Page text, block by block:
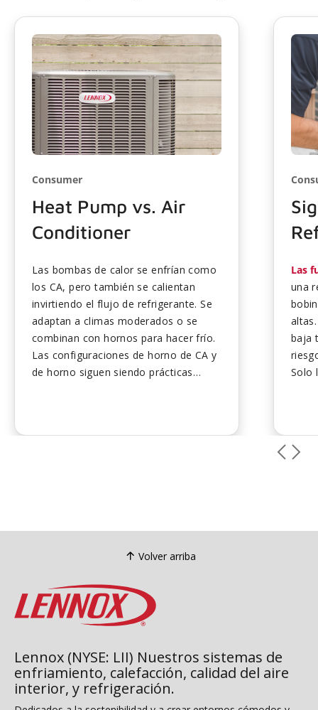
Consumer
Heat Pump vs. Air
Conditioner
Las bombas de calor se enfrían como
los CA, pero también se calientan
invirtiendo el flujo de refrigerante. Se
adaptan a climas moderados o se
combinan con hornos para hacer frío.
Las configuraciones de horno de CA y
de horno siguen siendo prácticas
Las
una
baja
Solo
las
Volver arriba
Lennox (NYSE: LII) Nuestros sistemas de
enfriamiento, calefacción, calidad del aire
interior, y refrigeración.